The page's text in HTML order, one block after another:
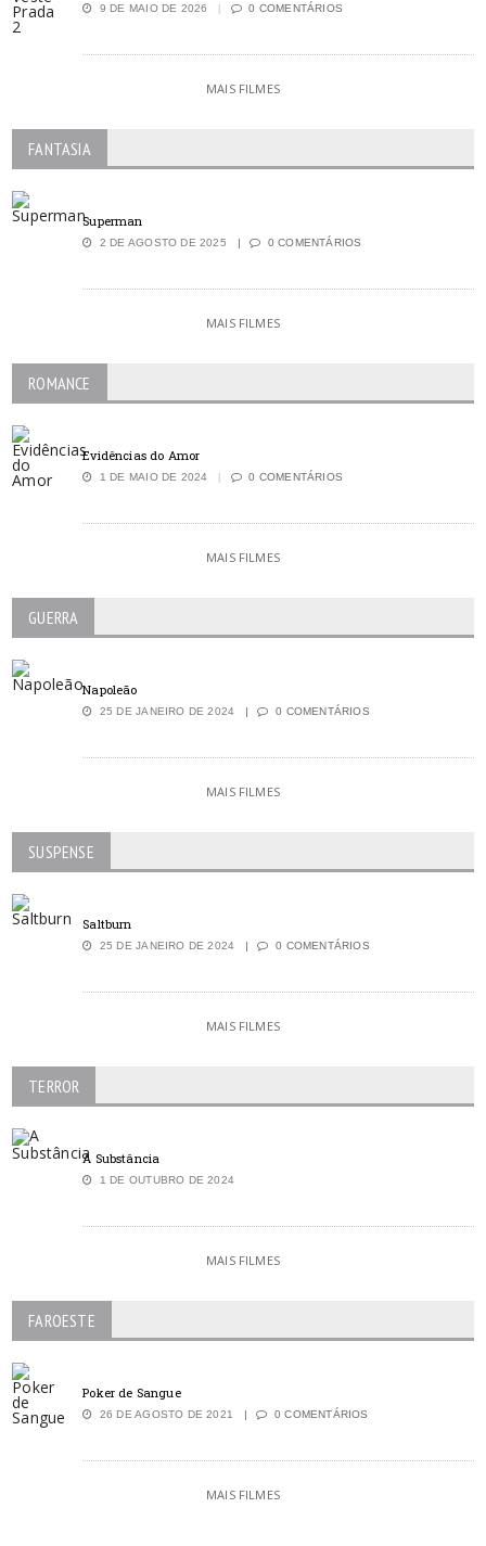
9 DE MAIO DE 2026 0 COMENTÁRIOS
MAIS FILMES
FANTASIA
Superman
2 DE AGOSTO DE 2025 0 COMENTÁRIOS
MAIS FILMES
ROMANCE
Evidências do Amor
1 DE MAIO DE 2024 0 COMENTÁRIOS
MAIS FILMES
GUERRA
Napoleão
25 DE JANEIRO DE 2024 0 COMENTÁRIOS
MAIS FILMES
SUSPENSE
Saltburn
25 DE JANEIRO DE 2024 0 COMENTÁRIOS
MAIS FILMES
TERROR
A Substância
1 DE OUTUBRO DE 2024
MAIS FILMES
FAROESTE
Poker de Sangue
26 DE AGOSTO DE 2021 0 COMENTÁRIOS
MAIS FILMES